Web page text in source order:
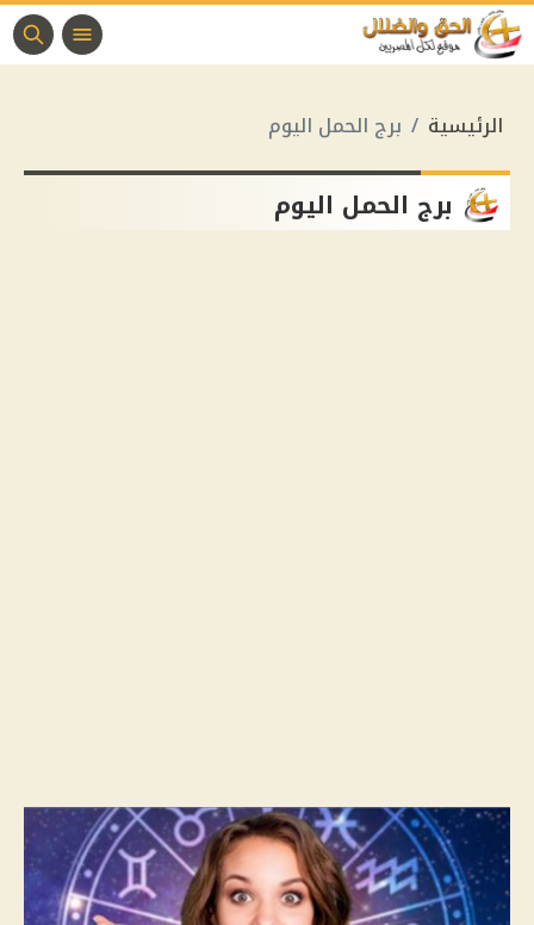
الرئيسية برج الحمل اليوم
برج الحمل اليوم